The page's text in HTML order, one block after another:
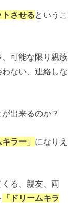
トさせる というこ
可能な限り親族
ない、連絡しな
出来るのか？
ラー」 になりえ
る、親友、両
「ドリームキラ